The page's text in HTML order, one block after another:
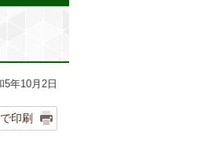
年10月2日
印刷